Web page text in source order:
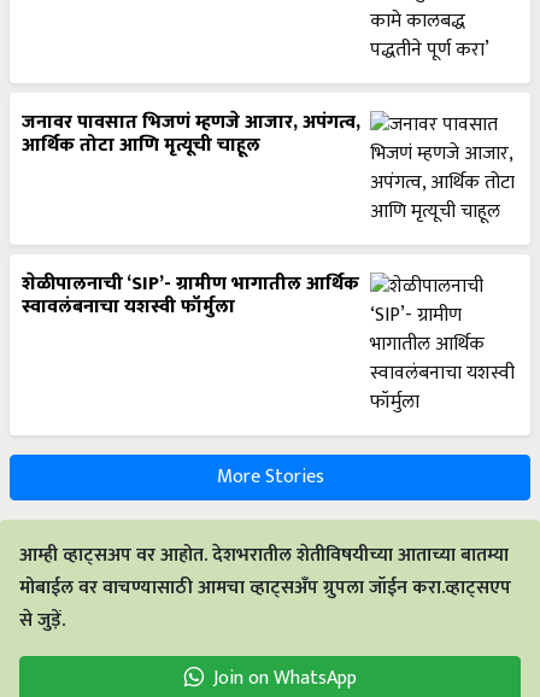
जनावर पावसात भिजणं म्हणजे आजार, अपंगत्व,
आर्थिक तोटा आणि मृत्यूची चाहूल
शेळीपालनाची ‘SIP’- ग्रामीण भागातील आर्थिक
स्वावलंबनाचा यशस्वी फॉर्मुला
More Stories
आम्ही व्हाट्सअप वर आहोत. देशभरातील शेतीविषयीच्या आताच्या बातम्या
मोबाईल वर वाचण्यासाठी आमचा व्हाट्सअँप ग्रुपला जॉईन करा.व्हाट्सएप
से जुड़ें.
Join on WhatsApp